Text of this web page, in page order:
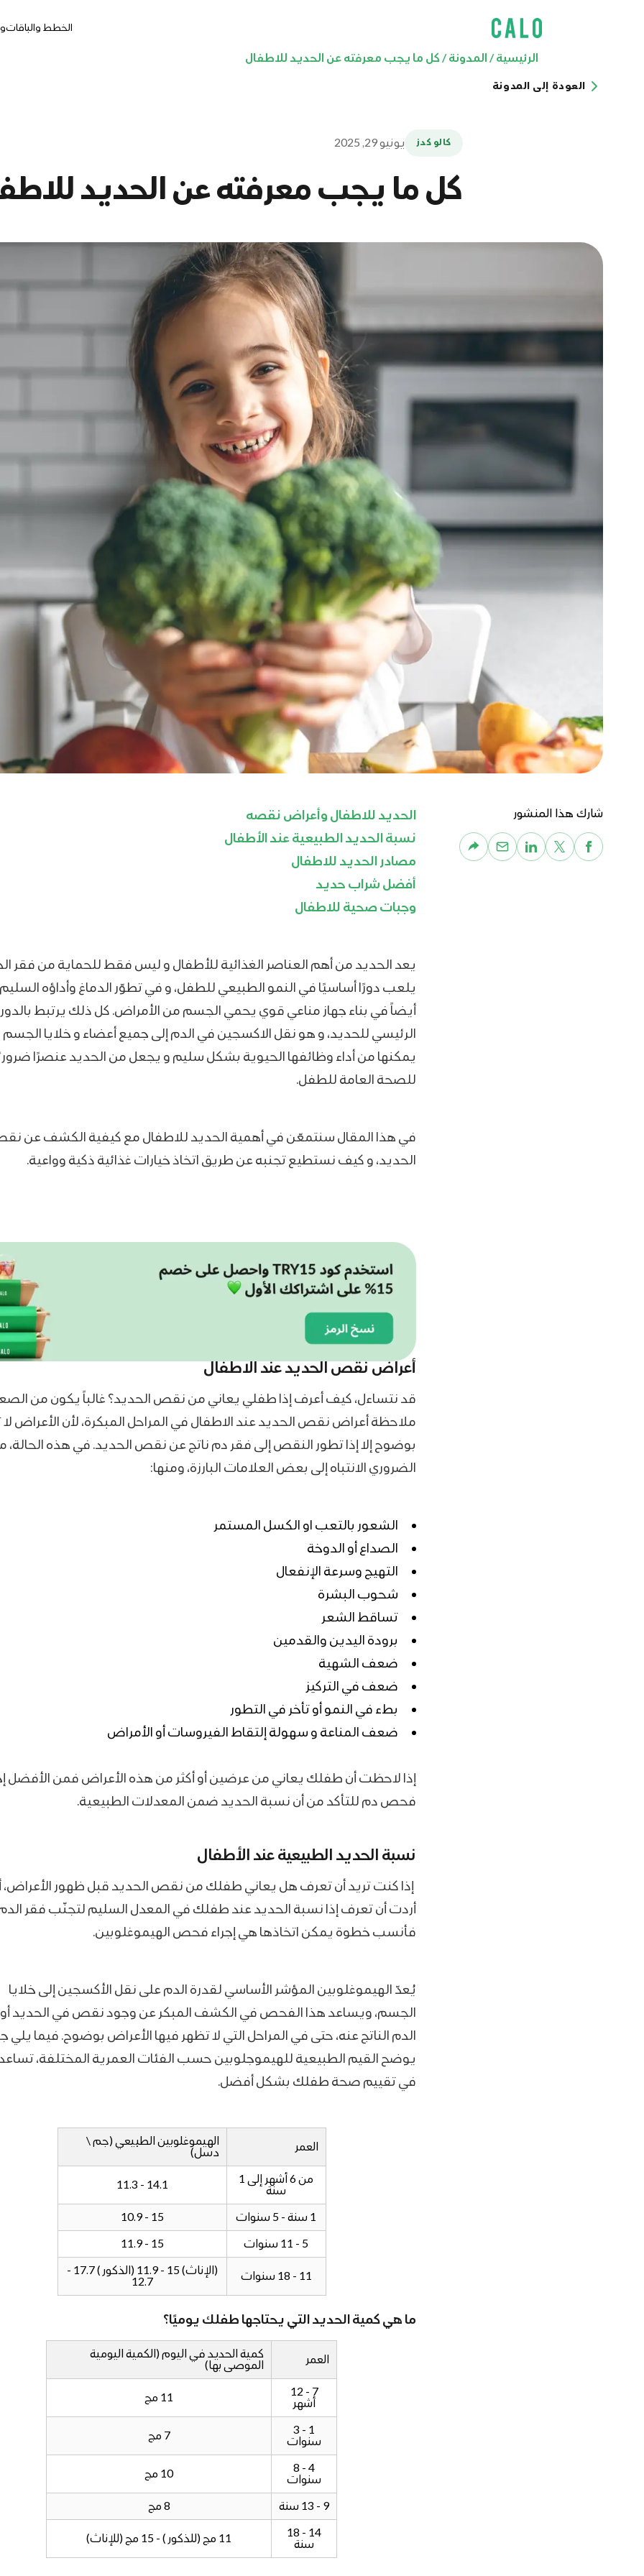
الخطط والباقات
الرئيسية/ المدونة/ كل ما يجب معرفته عن الحديد للاطفال
العودة إلى المدونة
كالو كدز يونيو 29, 2025
كل ما يجب معرفته عن الحديد
شارك هذا المنشور الحديد للاطفال وأعراض نقصه
نسبة الحديد الطبيعية عند الأطفال
مصادر الحديد للاطفال
أفضل شراب حديد
وجبات صحية للاطفال
يعد الحديد من أهم العناصر الغذائية للأطفال و ليس فقط للحماية من فقر
يلعب دورًا أساسيًا في النمو الطبيعي للطفل، و في تطوّر الدماغ وأداؤه
أيضاً في بناء جهاز مناعي قوي يحمي الجسم من الأمراض. كل ذلك يرتبط بالدور
الرئيسي للحديد، و هو نقل الاكسجين في الدم إلى جميع أعضاء و خلايا الجسم
يمكنها من أداء وظائفها الحيوية بشكل سليم و يجعل من الحديد عنصرًا
للصحة العامة للطفل.
في هذا المقال سنتمعّن في أهمية الحديد للاطفال مع كيفية الكشف عن
الحديد، و كيف نستطيع تجنبه عن طريق اتخاذ خيارات غذائية ذكية وواعية.
أعراض نقص الحديد عند الاطفال
قد نتساءل، كيف أعرف إذا طفلي يعاني من نقص الحديد؟ غالباً يكون من
ملاحظة أعراض نقص الحديد عند الاطفال في المراحل المبكرة، لأن الأعراض
بوضوح إلا إذا تطور النقص إلى فقر دم ناتج عن نقص الحديد. في هذه الحالة،
الضروري الانتباه إلى بعض العلامات البارزة، ومنها:
الشعور بالتعب او الكسل المستمر
الصداع أو الدوخة
التهيج وسرعة الإنفعال
شحوب البشرة
تساقط الشعر
برودة اليدين والقدمين
ضعف الشهية
ضعف في التركيز
بطء في النمو أو تأخر في التطور
ضعف المناعة و سهولة إلتقاط الفيروسات أو الأمراض
إذا لاحظت أن طفلك يعاني من عرضين أو أكثر من هذه الأعراض فمن الأفضل
فحص دم للتأكد من أن نسبة الحديد ضمن المعدلات الطبيعية.
نسبة الحديد الطبيعية عند الأطفال
إذا كنت تريد أن تعرف هل يعاني طفلك من نقص الحديد قبل ظهور الأعراض،
أردت أن تعرف إذا نسبة الحديد عند طفلك في المعدل السليم لتجنّب فقر
فأنسب خطوة يمكن اتخاذها هي إجراء فحص الهيموغلوبين.
يُعدّ الهيموغلوبين المؤشر الأساسي لقدرة الدم على نقل الأكسجين إلى خلايا
الجسم، ويساعد هذا الفحص في الكشف المبكر عن وجود نقص في الحديد
الدم الناتج عنه، حتى في المراحل التي لا تظهر فيها الأعراض بوضوح. فيما يلي
يوضح القيم الطبيعية للهيموجلوبين حسب الفئات العمرية المختلفة،
في تقييم صحة طفلك بشكل أفضل.
العمر
الهيموغلوبين الطبيعي (جم \
دسل)
من 6 أشهر إلى 1
سنة
14.1 - 11.3
1 سنة - 5 سنوات
15 - 10.9
5 - 11 سنوات
15 - 11.9
11 - 18 سنوات
(الإناث) 15 - 11.9 (الذكور) 17.7 -
12.7
ما هي كمية الحديد التي يحتاجها طفلك يوميًا؟
العمر
كمية الحديد في اليوم (الكمية اليومية
الموصى بها)
7 - 12
أشهر
11 مج
1 - 3
سنوات
7 مج
4 - 8
سنوات
10 مج
9 - 13 سنة
8 مج
14 - 18
سنة
11 مج (للذكور) - 15 مج (للإناث)